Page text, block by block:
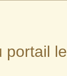
portail